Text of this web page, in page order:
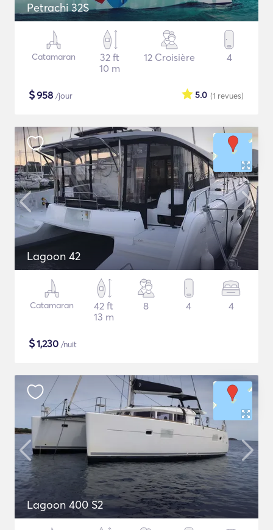
Petrachi 32S
Catamaran
32 ft
10 m
12 Croisière 4
$958 /jour (1 revues)
5.0
Lagoon 42
Catamaran
42 ft
13 m
8 4 4
$1,230 /nuit
Lagoon 400 S2